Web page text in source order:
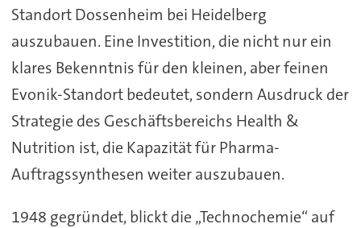
Standort Dossenheim bei Heidelberg
auszubauen. Eine Investition, die nicht nur ein
klares Bekenntnis für den kleinen, aber feinen
Evonik-Standort bedeutet, sondern Ausdruck der
Strategie des Geschäftsbereichs Health &
Nutrition ist, die Kapazität für Pharma-
Auftragssynthesen weiter auszubauen.
1948 gegründet, blickt die „Technochemie“ auf